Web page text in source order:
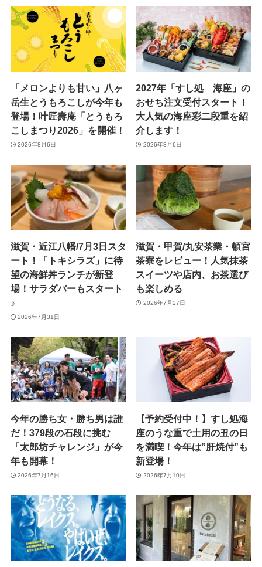
「メロンよりも甘い」八ヶ
岳生とうもろこしが今年も
登場！叶匠壽庵「とうもろ
こしまつり2026」を開催！
2026年8月6日
2027年「すし処 海座」の
おせち注文受付スタート！
大人気の海座彩二段重を紹
介します！
2026年8月6日
滋賀・近江八幡/7月3日スタ
ート！「トキシラズ」に待
望の海鮮丼ランチが新登
場！サラダバーもスタート
♪
2026年7月31日
滋賀・甲賀/丸安茶業・頓宮
茶寮をレビュー！人気抹茶
スイーツや店内、お茶選び
も楽しめる
2026年7月27日
今年の勝ち女・勝ち男は誰
だ！379段の石段に挑む
「太郎坊チャレンジ」が今
年も開幕！
2026年7月16日
【予約受付中！】すし処海
座のうな重で土用の丑の日
を満喫！今年は”肝焼付”も
新登場！
2026年7月10日